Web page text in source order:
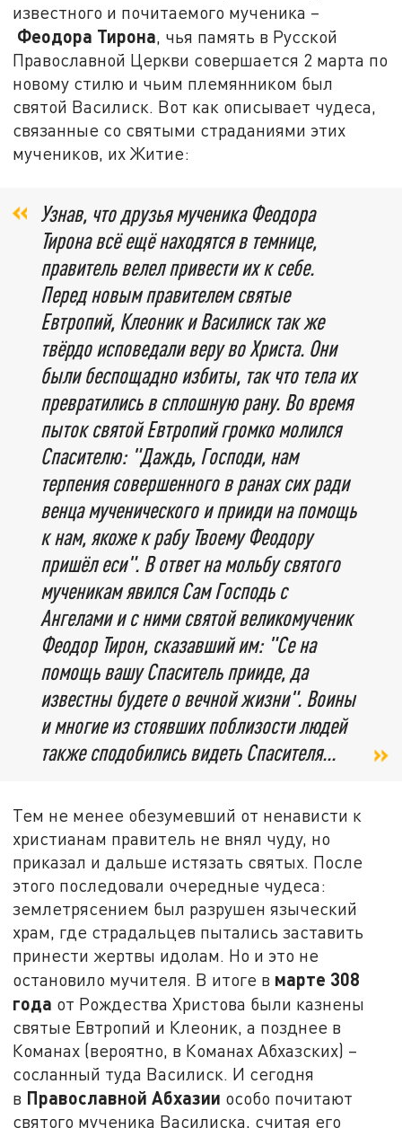
известного и почитаемого мученика –
Феодора Тирона, чья память в Русской
Православной Церкви совершается 2 марта по
новому стилю и чьим племянником был
святой Василиск. Вот как описывает чудеса,
связанные со святыми страданиями этих
мучеников, их Житие:
Узнав, что друзья мученика Феодора
Тирона всё ещё находятся в темнице,
правитель велел привести их к себе.
Перед новым правителем святые
Евтропий, Клеоник и Василиск так же
твёрдо исповедали веру во Христа. Они
были беспощадно избиты, так что тела их
превратились в сплошную рану. Во время
пыток святой Евтропий громко молился
Спасителю: "Даждь, Господи, нам
терпения совершенного в ранах сих ради
венца мученического и прииди на помощь
к нам, якоже к рабу Твоему Феодору
пришёл еси". В ответ на мольбу святого
мученикам явился Сам Господь с
Ангелами и с ними святой великомученик
Феодор Тирон, сказавший им: "Се на
помощь вашу Спаситель прииде, да
известны будете о вечной жизни". Воины
и многие из стоявших поблизости людей
также сподобились видеть Спасителя...
Тем не менее обезумевший от ненависти к
христианам правитель не внял чуду, но
приказал и дальше истязать святых. После
этого последовали очередные чудеса:
землетрясением был разрушен языческий
храм, где страдальцев пытались заставить
принести жертвы идолам. Но и это не
остановило мучителя. В итоге в марте 308
года от Рождества Христова были казнены
святые Евтропий и Клеоник, а позднее в
Команах (вероятно, в Команах Абхазских) –
сосланный туда Василиск. И сегодня
в Православной Абхазии особо почитают
святого мученика Василиска, считая его